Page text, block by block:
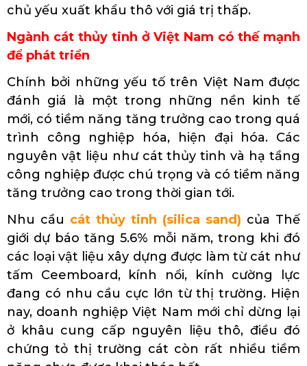
chủ yếu xuất khẩu thô với giá trị thấp.
Ngành cát thủy tinh ở Việt Nam có thế mạnh
để phát triển
Chính bởi những yếu tố trên Việt Nam được
đánh giá là một trong những nền kinh tế
mới, có tiềm năng tăng trưởng cao trong quá
trình công nghiệp hóa, hiện đại hóa. Các
nguyên vật liệu như cát thủy tinh và hạ tầng
công nghiệp được chú trọng và có tiềm năng
tăng trưởng cao trong thời gian tới.
Nhu cầu cát thủy tinh (silica sand) của Thế
giới dự báo tăng 5.6% mỗi năm, trong khi đó
các loại vật liệu xây dựng được làm từ cát như
tấm Ceemboard, kính nổi, kính cường lực
đang có nhu cầu cực lớn từ thị trường. Hiện
nay, doanh nghiệp Việt Nam mới chỉ dừng lại
ở khâu cung cấp nguyên liệu thô, điều đó
chứng tỏ thị trường cát còn rất nhiều tiềm